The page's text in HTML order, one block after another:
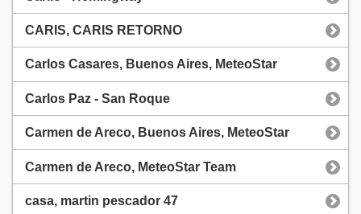
CARIS, CARIS RETORNO
Carlos Casares, Buenos Aires, MeteoStar
Carlos Paz - San Roque
Carmen de Areco, Buenos Aires, MeteoStar
Carmen de Areco, MeteoStar Team
casa, martin pescador 47